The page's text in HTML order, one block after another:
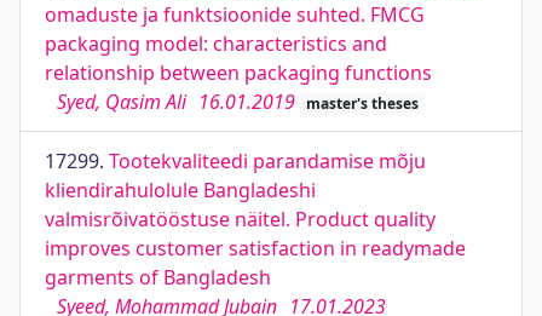
omaduste ja funktsioonide suhted. FMCG
packaging model: characteristics and
relationship between packaging functions
Syed, Qasim Ali 16.01.2019 master's theses
17299. Tootekvaliteedi parandamise mõju
kliendirahulolule Bangladeshi
valmisrõivatööstuse näitel. Product quality
improves customer satisfaction in readymade
garments of Bangladesh
Syeed, Mohammad Jubain 17.01.2023